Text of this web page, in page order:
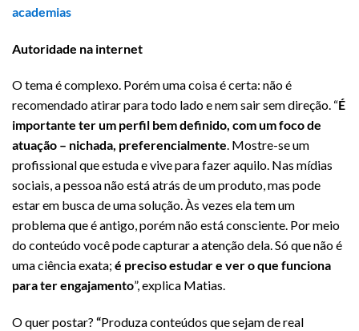
academias
Autoridade na internet
O tema é complexo. Porém uma coisa é certa: não é
recomendado atirar para todo lado e nem sair sem direção. “É
importante ter um perfil bem definido, com um foco de
atuação – nichada, preferencialmente. Mostre-se um
profissional que estuda e vive para fazer aquilo. Nas mídias
sociais, a pessoa não está atrás de um produto, mas pode
estar em busca de uma solução. Às vezes ela tem um
problema que é antigo, porém não está consciente. Por meio
do conteúdo você pode capturar a atenção dela. Só que não é
uma ciência exata; é preciso estudar e ver o que funciona
para ter engajamento”, explica Matias.
O quer postar? “Produza conteúdos que sejam de real